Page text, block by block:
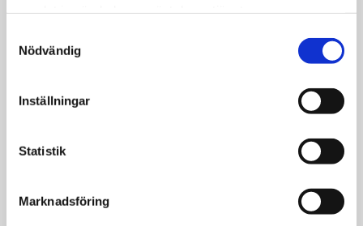
Nödvändig
Inställningar
Statistik
Marknadsföring
”Jag lever min dröm”